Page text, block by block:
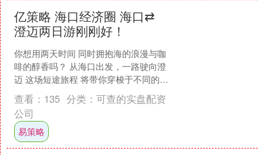
亿策略 海口经济圈 海口⇄
澄迈两日游刚刚好！
你想用两天时间 同时拥抱海的浪漫与咖
啡的醇香吗？ 从海口出发，一路驶向澄
迈 这场短途旅程 将带你穿梭于不同的风
景与心境 ↓↓↓ 清晨向观海台出发，这座
西海岸的标....
查看： 135 分类： 可查的实盘配资
公司
易策略